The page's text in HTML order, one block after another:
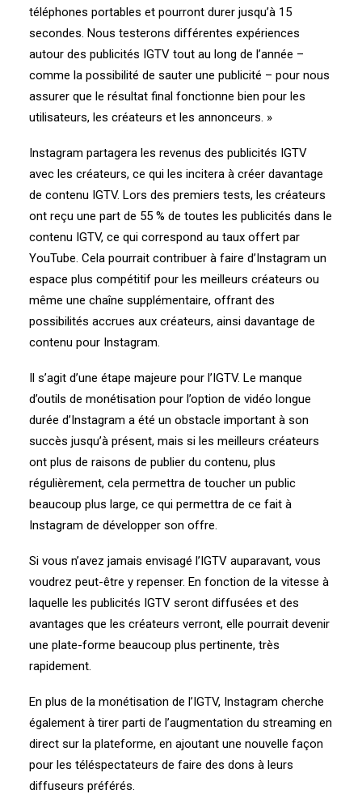
téléphones portables et pourront durer jusqu’à 15
secondes. Nous testerons différentes expériences
autour des publicités IGTV tout au long de l’année –
comme la possibilité de sauter une publicité – pour nous
assurer que le résultat final fonctionne bien pour les
utilisateurs, les créateurs et les annonceurs. »
Instagram partagera les revenus des publicités IGTV
avec les créateurs, ce qui les incitera à créer davantage
de contenu IGTV. Lors des premiers tests, les créateurs
ont reçu une part de 55 % de toutes les publicités dans le
contenu IGTV, ce qui correspond au taux offert par
YouTube. Cela pourrait contribuer à faire d’Instagram un
espace plus compétitif pour les meilleurs créateurs ou
même une chaîne supplémentaire, offrant des
possibilités accrues aux créateurs, ainsi davantage de
contenu pour Instagram.
Il s’agit d’une étape majeure pour l’IGTV. Le manque
d’outils de monétisation pour l’option de vidéo longue
durée d’Instagram a été un obstacle important à son
succès jusqu’à présent, mais si les meilleurs créateurs
ont plus de raisons de publier du contenu, plus
régulièrement, cela permettra de toucher un public
beaucoup plus large, ce qui permettra de ce fait à
Instagram de développer son offre.
Si vous n’avez jamais envisagé l’IGTV auparavant, vous
voudrez peut-être y repenser. En fonction de la vitesse à
laquelle les publicités IGTV seront diffusées et des
avantages que les créateurs verront, elle pourrait devenir
une plate-forme beaucoup plus pertinente, très
rapidement.
En plus de la monétisation de l’IGTV, Instagram cherche
également à tirer parti de l’augmentation du streaming en
direct sur la plateforme, en ajoutant une nouvelle façon
pour les téléspectateurs de faire des dons à leurs
diffuseurs préférés.